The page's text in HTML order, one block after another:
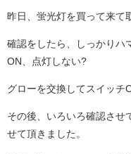
昨日、蛍光灯を買って来て
確認をしたら、しっかりハ
ON、点灯しない?
グローを交換してスイッチ
その後、いろいろ確認させ
せて頂きました。